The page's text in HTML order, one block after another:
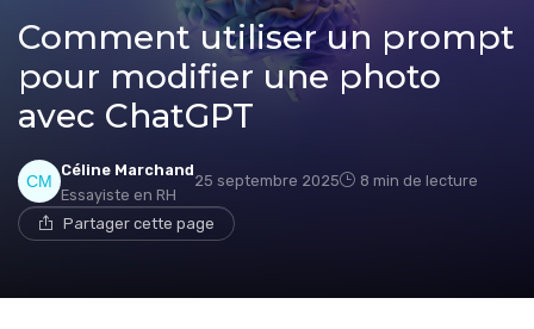
Comment utiliser un prompt
pour modifier une photo
avec ChatGPT
Céline Marchand
Essayiste en RH
25 septembre 2025 8 min de lecture
Partager cette page